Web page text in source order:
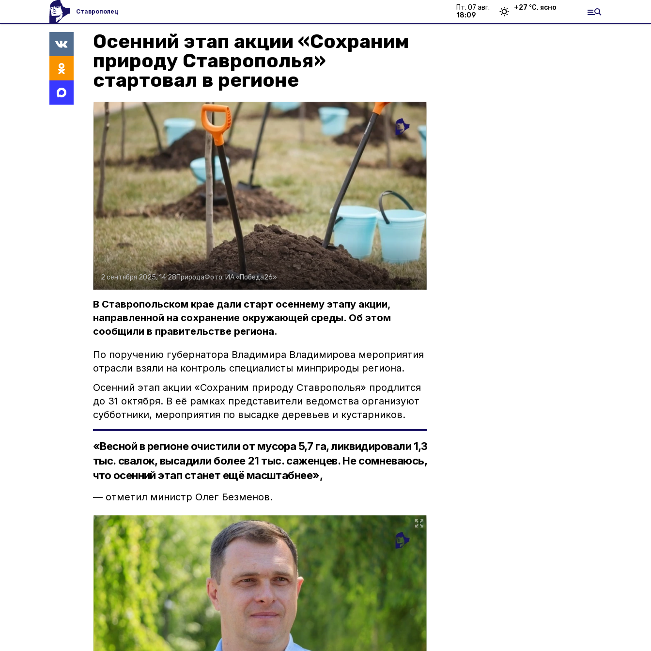
Ставрополец
пт, 07 авг.
18:09
+27 °С, ясно
Осенний этап акции «Сохраним
природу Ставрополья»
стартовал в регионе
2 сентября 2025, 14:28ПриродаФото:ИА «Победа26»
В Ставропольском крае дали старт осеннему этапу акции,
направленной на сохранение окружающей среды. Об этом
сообщили в правительстве региона.
По поручению губернатора Владимира Владимирова мероприятия
отрасли взяли на контроль специалисты минприроды региона.
Осенний этап акции «Сохраним природу Ставрополья» продлится
до 31 октября. В её рамках представители ведомства организуют
субботники, мероприятия по высадке деревьев и кустарников.
«Весной в регионе очистили от мусора 5,7 га, ликвидировали 1,3
тыс. свалок, высадили более 21 тыс. саженцев. Не сомневаюсь,
что осенний этап станет ещё масштабнее»,
— отметил министр Олег Безменов.